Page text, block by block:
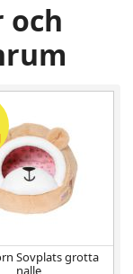
och
Sovplats grotta
nalle